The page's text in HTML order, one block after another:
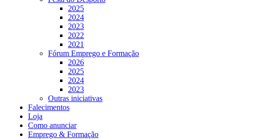
2025
2024
2023
2022
2021
Fórum Emprego e Formação
2026
2025
2024
2023
Outras iniciativas
Falecimentos
Loja
Como anunciar
Emprego & Formação